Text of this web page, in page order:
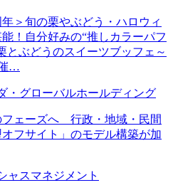
年＞旬の栗やぶどう・ハロウィ
！自分好みの“推しカラーパフ
とぶどうのスイーツブッフェ～
…
・グローバルホールディング
フェーズへ 行政・地域・民間
フサイト」のモデル構築が加
ャスマネジメント